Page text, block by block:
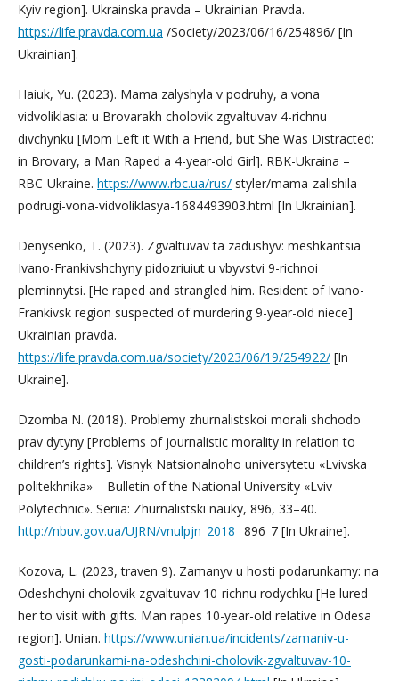
Kyiv region]. Ukrainska pravda – Ukrainian Pravda.
https://life.pravda.com.ua /Society/2023/06/16/254896/ [In
Ukrainian].
Haiuk, Yu. (2023). Mama zalyshyla v podruhy, a vona
vidvoliklasia: u Brovarakh cholovik zgvaltuvav 4-richnu
divchynku [Mom Left it With a Friend, but She Was Distracted:
in Brovary, a Man Raped a 4-year-old Girl]. RBK-Ukraina –
RBC-Ukraine. https://www.rbc.ua/rus/ styler/mama-zalishila-
podrugi-vona-vidvoliklasya-1684493903.html [In Ukrainian].
Denysenko, T. (2023). Zgvaltuvav ta zadushyv: meshkantsia
Ivano-Frankivshchyny pidozriuiut u vbyvstvi 9-richnoi
pleminnytsi. [He raped and strangled him. Resident of Ivano-
Frankivsk region suspected of murdering 9-year-old niece]
Ukrainian pravda.
https://life.pravda.com.ua/society/2023/06/19/254922/ [In
Ukraine].
Dzomba N. (2018). Problemy zhurnalistskoi morali shchodo
prav dytyny [Problems of journalistic morality in relation to
children’s rights]. Visnyk Natsionalnoho universytetu «Lvivska
politekhnika» – Bulletin of the National University «Lviv
Polytechnic». Seriia: Zhurnalistski nauky, 896, 33–40.
http://nbuv.gov.ua/UJRN/vnulpjn_2018_ 896_7 [In Ukraine].
Kozova, L. (2023, traven 9). Zamanyv u hosti podarunkamy: na
Odeshchyni cholovik zgvaltuvav 10-richnu rodychku [He lured
her to visit with gifts. Man rapes 10-year-old relative in Odesa
region]. Unian. https://www.unian.ua/incidents/zamaniv-u-
gosti-podarunkami-na-odeshchini-cholovik-zgvaltuvav-10-